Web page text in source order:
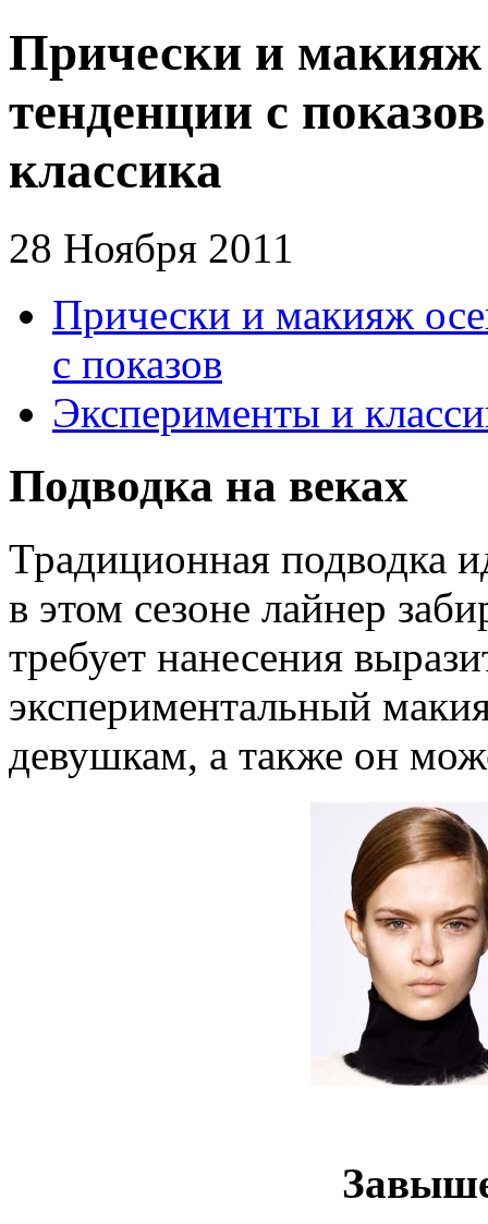
Прически и макияж
тенденции с
классика
28 Ноября 2011
Прически и макияж
с показов
Эксперименты и
Подводка на веках
Традиционная подводка
в этом сезоне лайнер
требует нанесения
экспериментальный
девушкам, а также он